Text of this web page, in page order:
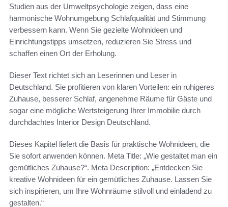
Studien aus der Umweltpsychologie zeigen, dass eine
harmonische Wohnumgebung Schlafqualität und Stimmung
verbessern kann. Wenn Sie gezielte Wohnideen und
Einrichtungstipps umsetzen, reduzieren Sie Stress und
schaffen einen Ort der Erholung.
Dieser Text richtet sich an Leserinnen und Leser in
Deutschland. Sie profitieren von klaren Vorteilen: ein ruhigeres
Zuhause, besserer Schlaf, angenehme Räume für Gäste und
sogar eine mögliche Wertsteigerung Ihrer Immobilie durch
durchdachtes Interior Design Deutschland.
Dieses Kapitel liefert die Basis für praktische Wohnideen, die
Sie sofort anwenden können. Meta Title: „Wie gestaltet man ein
gemütliches Zuhause?“. Meta Description: „Entdecken Sie
kreative Wohnideen für ein gemütliches Zuhause. Lassen Sie
sich inspirieren, um Ihre Wohnräume stilvoll und einladend zu
gestalten.“